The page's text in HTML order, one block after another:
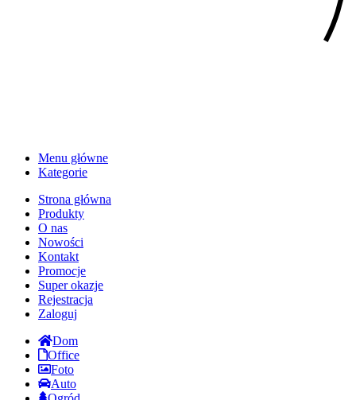
Menu główne
Kategorie
Strona główna
Produkty
O nas
Nowości
Kontakt
Promocje
Super okazje
Rejestracja
Zaloguj
Dom
Office
Foto
Auto